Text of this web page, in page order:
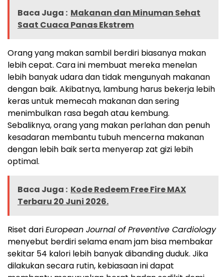
Baca Juga : Makanan dan Minuman Sehat
Saat Cuaca Panas Ekstrem
Orang yang makan sambil berdiri biasanya makan
lebih cepat. Cara ini membuat mereka menelan
lebih banyak udara dan tidak mengunyah makanan
dengan baik. Akibatnya, lambung harus bekerja lebih
keras untuk memecah makanan dan sering
menimbulkan rasa begah atau kembung.
Sebaliknya, orang yang makan perlahan dan penuh
kesadaran membantu tubuh mencerna makanan
dengan lebih baik serta menyerap zat gizi lebih
optimal.
Baca Juga : Kode Redeem Free Fire MAX
Terbaru 20 Juni 2026.
Riset dariEuropean Journal of Preventive Cardiology
menyebut berdiri selama enam jam bisa membakar
sekitar 54 kalori lebih banyak dibanding duduk. Jika
dilakukan secara rutin, kebiasaan ini dapat